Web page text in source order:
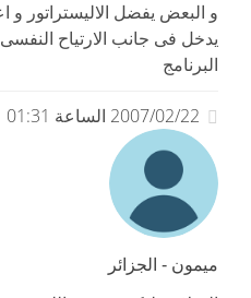
و البعض يفضل الاليستراتور و
يدخل فى جانب الارتياح
البرنامج
2007/02/22 الساعة 01:31
ميمون - الجزائر